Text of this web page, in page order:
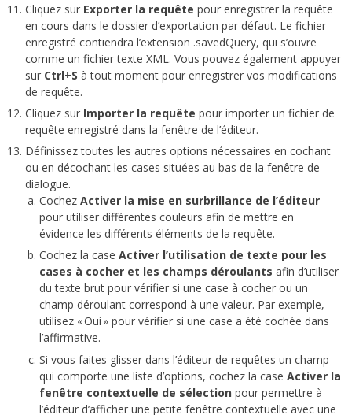
Cliquez sur Exporter la requête pour enregistrer la requête
en cours dans le dossier d’exportation par défaut. Le fichier
enregistré contiendra l’extension .savedQuery, qui s’ouvre
comme un fichier texte XML. Vous pouvez également appuyer
sur Ctrl+S à tout moment pour enregistrer vos modifications
de requête.
Cliquez sur Importer la requête pour importer un fichier de
requête enregistré dans la fenêtre de l’éditeur.
Définissez toutes les autres options nécessaires en cochant
ou en décochant les cases situées au bas de la fenêtre de
dialogue.
Cochez Activer la mise en surbrillance de l’éditeur
pour utiliser différentes couleurs afin de mettre en
évidence les différents éléments de la requête.
Cochez la case Activer l’utilisation de texte pour les
cases à cocher et les champs déroulants afin d’utiliser
du texte brut pour vérifier si une case à cocher ou un
champ déroulant correspond à une valeur. Par exemple,
utilisez « Oui » pour vérifier si une case a été cochée dans
l’affirmative.
Si vous faites glisser dans l’éditeur de requêtes un champ
qui comporte une liste d’options, cochez la case Activer la
fenêtre contextuelle de sélection pour permettre à
l’éditeur d’afficher une petite fenêtre contextuelle avec une